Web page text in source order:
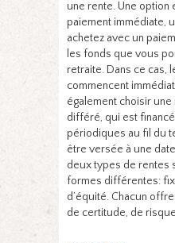
une rente. Une option
paiement immédiate,
achetez avec un
les fonds que vous
retraite. Dans ce cas,
commencent
également choisir
différé, qui est
périodiques au fil du
être versée à une
deux types de rentes
formes différentes:
d’équité. Chacun
de certitude, de